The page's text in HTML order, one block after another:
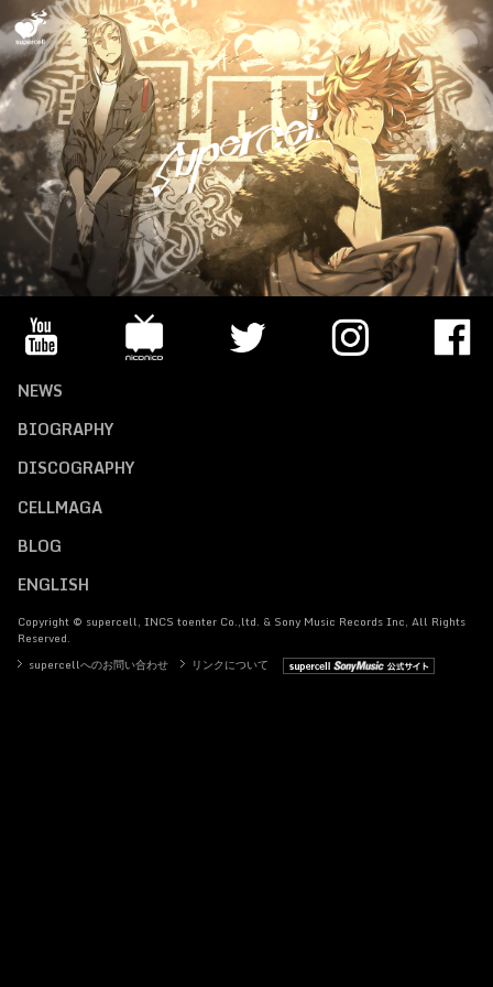
NEWS
BIOGRAPHY
DISCOGRAPHY
CELLMAGA
BLOG
ENGLISH
Copyright © supercell, INCS toenter Co.,ltd. & Sony Music Records Inc, All Rights
Reserved.
supercellへのお問い合わせ
リンクについて